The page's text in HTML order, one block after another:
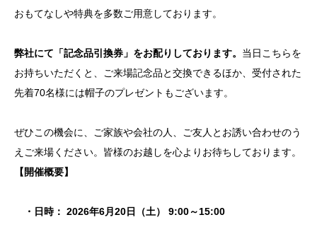
おもてなしや特典を多数ご用意しております。
弊社にて「記念品引換券」をお配りしております。 当日こちらを
お持ちいただくと、ご来場記念品と交換できるほか、受付された
先着70名様には帽子のプレゼントもございます。
ぜひこの機会に、ご家族や会社の人、ご友人とお誘い合わせのう
えご来場ください。皆様のお越しを心よりお待ちしております。
【開催概要】
・日時： 2026年6月20日（土） 9:00～15:00